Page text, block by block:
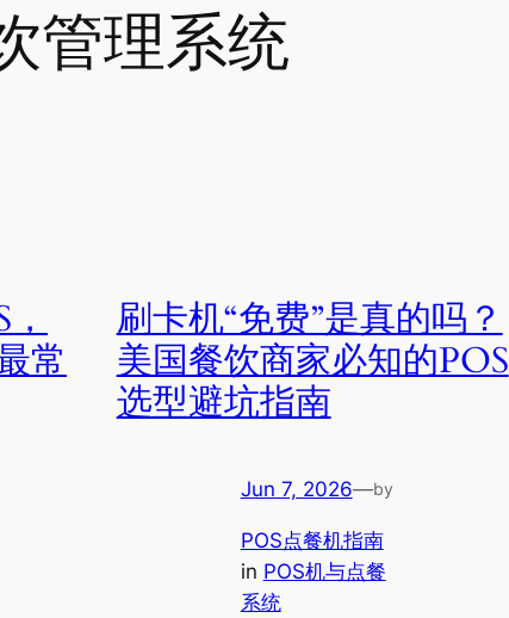
管理系统
常
刷卡机“免费”是真的吗？
美国餐饮商家必知的POS
选型避坑指南
Jun 7, 2026—by
POS点餐机指南
in POS机与点餐
系统